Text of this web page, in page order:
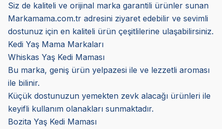
Siz de kaliteli ve orijinal marka garantili ürünler sunan
Markamama.com.tr adresini ziyaret edebilir ve sevimli
dostunuz için en kaliteli ürün çeşitlilerine ulaşabilirsiniz.
Kedi Yaş Mama Markaları
Whiskas Yaş Kedi Maması
Bu marka, geniş ürün yelpazesi ile ve lezzetli aroması
ile bilinir.
Küçük dostunuzun yemekten zevk alacağı ürünleri ile
keyifli kullanım olanakları sunmaktadır.
Bozita Yaş Kedi Maması